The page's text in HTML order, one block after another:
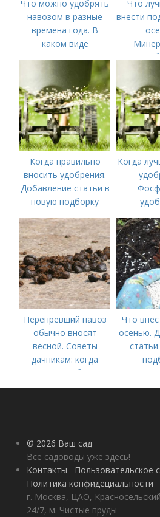
Что можно удобрять
навозом в разные
времена года. В
каком виде
Что
внести
Когда правильно
вносить удобрения.
Добавление статьи в
новую подборку
Когда
Перепревший навоз
обычно вносят
весной. Советы
дачникам: когда
вносить удобрение
— весной или осенью
Что
осенью.
© 2026 Ваш сад
Все садоводы уже здесь!
Контакты
Пользовательское
Политика конфидециальности
г. Москва, ЦАО,
24/7, м. Чистые пруды